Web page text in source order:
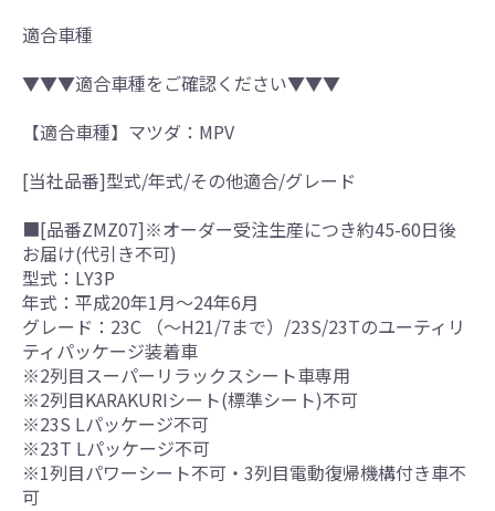
適合車種
▼▼▼適合車種をご確認ください▼▼▼
【適合車種】マツダ：MPV
[当社品番]型式/年式/その他適合/グレード
■[品番ZMZ07]※オーダー受注生産につき約45-60日後
お届け(代引き不可)
型式：LY3P
年式：平成20年1月～24年6月
グレード：23C （～H21/7まで）/23S/23Tのユーティリ
ティパッケージ装着車
※2列目スーパーリラックスシート車専用
※2列目KARAKURIシート(標準シート)不可
※23S Lパッケージ不可
※23T Lパッケージ不可
※1列目パワーシート不可・3列目電動復帰機構付き車不
可